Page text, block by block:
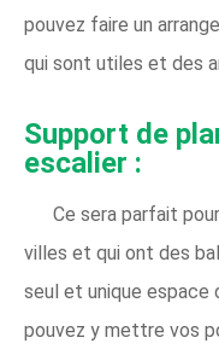
pouvez faire un
qui sont utiles et des
Support de
escalier :
Ce sera parfait
villes et qui ont des
seul et unique espace
pouvez y mettre vos